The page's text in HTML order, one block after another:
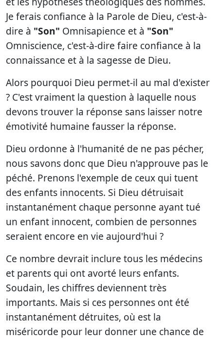
Je ferais confiance à la Parole de Dieu, c'est-à-
dire à "Son" Omnisapience et à "Son"
Omniscience, c'est-à-dire faire confiance à la
connaissance et à la sagesse de Dieu.
Alors pourquoi Dieu permet-il au mal d'exister
? C'est vraiment la question à laquelle nous
devons trouver la réponse sans laisser notre
émotivité humaine fausser la réponse.
Dieu ordonne à l'humanité de ne pas pécher,
nous savons donc que Dieu n'approuve pas le
péché. Prenons l'exemple de ceux qui tuent
des enfants innocents. Si Dieu détruisait
instantanément chaque personne ayant tué
un enfant innocent, combien de personnes
seraient encore en vie aujourd'hui ?
Ce nombre devrait inclure tous les médecins
et parents qui ont avorté leurs enfants.
Soudain, les chiffres deviennent très
importants. Mais si ces personnes ont été
instantanément détruites, où est la
miséricorde pour leur donner une chance de